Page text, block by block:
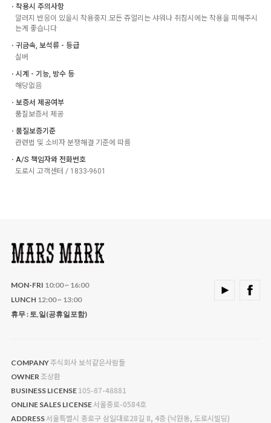
ㆍ착용시 주의사항
알러지 반응이 있을시 착용중지.모든 쥬얼리는 샤워나 취침시에는 착용을 피해주시
는게 좋습니다
ㆍ귀금속, 보석류 - 등급
실버
ㆍ시계 - 기능, 방수 등
해당없음
ㆍ보증서 제공여부
품질보증서 제공
ㆍ품질보증기준
관련법 및 소비자 분쟁해결 기준에 따름
ㆍA/S 책임자와 전화번호
도로시 고객센터 / 1833-9601
MON-FRI 10:00 ~ 16:00
LUNCH 12:00 ~ 13:00
휴무 : 토,일(공휴일포함)
COMPANY 주식회사 보석같은사람들
OWNER 조상환
BUSINESS LICENSE 105-87-48881
ONLINE SALES LICENSE서울종로-0584호
ADDRESS서울특별시 종로구 삼일대로28길 8, 4층 (낙원동, 도로시빌딩)